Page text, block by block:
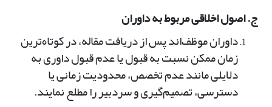
ج. اصول اخلاقی مربوط به داوران
داوران موظف‌اند پس از دریافت مقاله، در کوتاه‌ترین
زمان ممکن نسبت به قبول یا عدم قبول داوری به
دلایلی مانند عدم تخصص، محدودیت زمانی یا
دسترسی، تصمیم‌گیری و سردبیر را مطلع نمایند.